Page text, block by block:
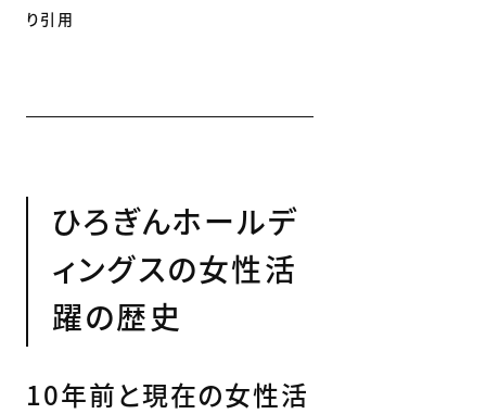
り引用
ひろぎんホールデ
ィングスの女性活
躍の歴史
10年前と現在の女性活